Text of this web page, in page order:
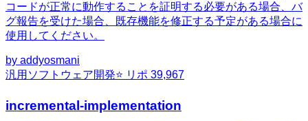
コードが正常に動作することを証明する必要がある場合、バ
グ報告を受けた場合、既存機能を修正する予定がある場合に
使用してください。
by addyosmani
汎用 ソフトウェア開発⭐ リポ 39,967
incremental-implementation